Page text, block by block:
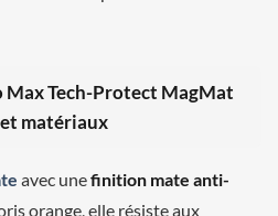
Max Tech-Protect MagMat
matériaux
avec unefinition mate anti-
orange, elle résiste aux